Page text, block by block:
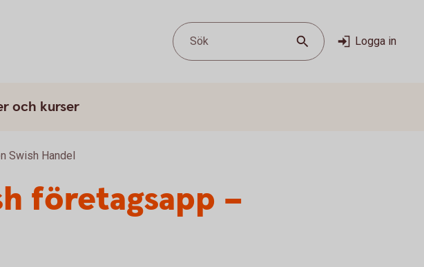
Sök Logga in
och kurser
Swish Handel
företagsapp –